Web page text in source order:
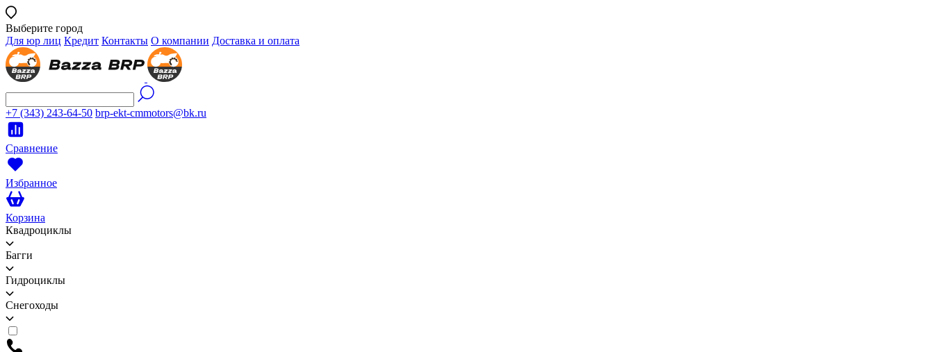
Выберите город
Для юр лиц Кредит Контакты О компании Доставка и оплата
+7 (343) 243-64-50 brp-ekt-cmmotors@bk.ru
Сравнение
Избранное
Корзина
Квадроциклы
Багги
Гидроциклы
Снегоходы